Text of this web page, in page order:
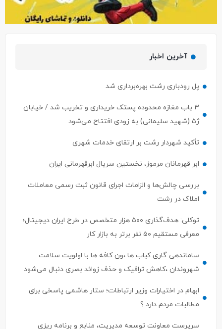
آخرین اخبار
پل رودباری رشت بهره‌برداری شد
۳ باب مغازه محدوده پستک خریداری و تخریب شد / خیابان
ژ۵ (شهید سلیمانی) به زودی افتتاح می‌شود
تأکید شهردار رشت بر ارتقای خدمات شهری
ابر قهرمانان مرموز، نخستین سریال ابرقهرمانی ایران
بررسی چالش‌ها و الزامات اجرای قانون ثبت رسمی معاملات
املاک در رشت
توکلی: هدف‌گذاری ۵۰۰ هزار متخصص در طرح ایران دیجیتال؛
معرفی مستقیم ۵۰ نفر برتر به بازار کار
ساماندهی گاری کباب ها ،ون کافه ها با اولویت سلامت
شهروندان ،کاهش ترافیک و حذف زوائد بصری دنبال می‌شود
ابهام در اختیارات وزیر ارتباطات؛ ستار هاشمی پاسخی برای
مطالبات مردم دارد ؟
سرپرست معاونت توسعه مدیریت، منابع و برنامه ریزی